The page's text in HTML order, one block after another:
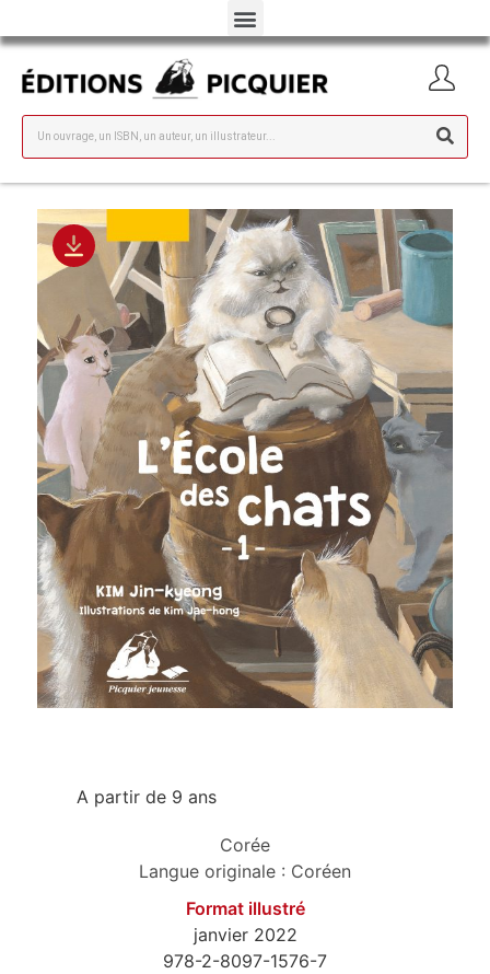
A partir de 9 ans
Corée
Langue originale : Coréen
Format illustré
janvier 2022
978-2-8097-1576-7